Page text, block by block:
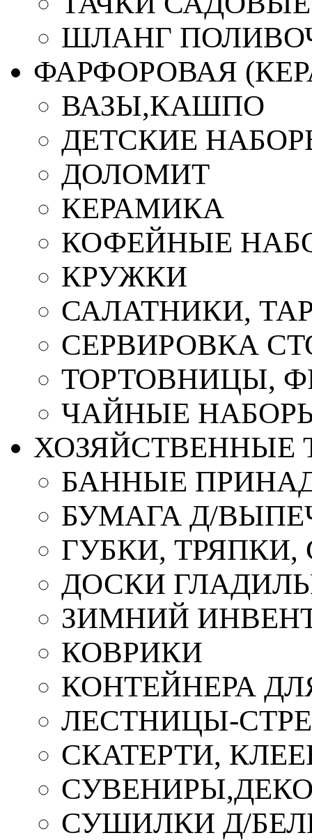
ШЛАНГ
ФАРФОРОВАЯ
ВАЗЫ,КАШПО
ДЕТСКИЕ
ДОЛОМИТ
КЕРАМИКА
КОФЕЙНЫЕ
КРУЖКИ
САЛАТНИКИ,
СЕРВИРОВКА
ТОРТОВНИЦЫ,
ЧАЙНЫЕ
ХОЗЯЙСТВЕННЫЕ
БАННЫЕ
БУМАГА Д/
ГУБКИ,
ДОСКИ
ЗИМНИЙ
КОВРИКИ
КОНТЕЙНЕРА
ЛЕСТНИЦЫ-
СКАТЕРТИ,
СУШИЛКИ Д/